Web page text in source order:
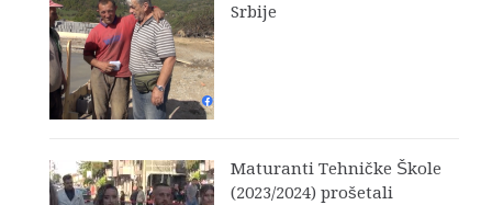
Srbije
Maturanti Tehničke Škole
(2023/2024) prošetali